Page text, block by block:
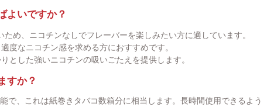
よいですか？
め、ニコチンなしでフレーバーを楽しみたい方に適しています。
度なニコチン感を求める方におすすめです。
とした強いニコチンの吸いごたえを提供します。
すか？
で、これは紙巻きタバコ数箱分に相当します。長時間使用できるよう